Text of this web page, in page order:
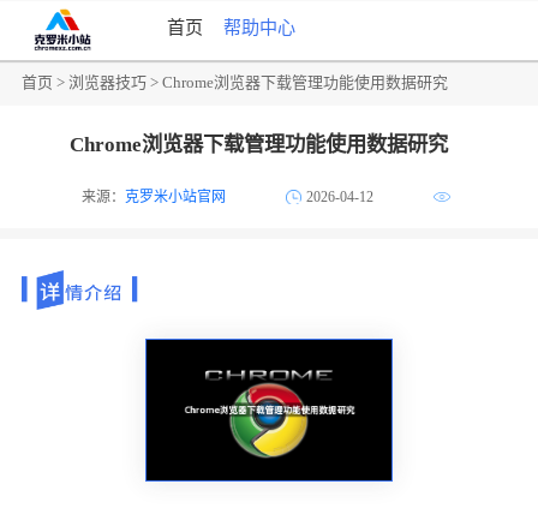
首页 帮助中心
首页 >浏览器技巧 > Chrome浏览器下载管理功能使用数据研究
Chrome浏览器下载管理功能使用数据研究
来源：克罗米小站官网 2026-04-12